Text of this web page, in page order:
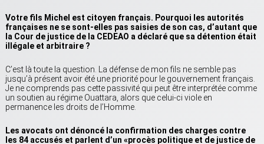
Votre fils Michel est citoyen français. Pourquoi les autorités
françaises ne se sont-elles pas saisies de son cas, d’autant que
la Cour de justice de la CEDEAO a déclaré que sa détention était
illégale et arbitraire ?
C’est là toute la question. La défense de mon fils ne semble pas
jusqu’à présent avoir été une priorité pour le gouvernement français.
Je ne comprends pas cette passivité qui peut être interprétée comme
un soutien au régime Ouattara, alors que celui-ci viole en
permanence les droits de l’Homme.
Les avocats ont dénoncé la confirmation des charges contre
les 84 accusés et parlent d’un «procès politique et de justice de